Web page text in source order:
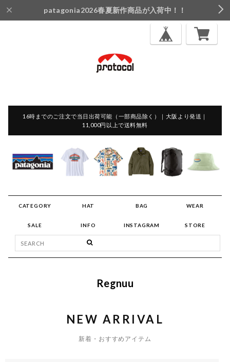
patagonia2026春夏新作商品が入荷中！！
16時までのご注文で当日出荷可能（一部商品除く）｜大阪より発送｜
11,000円以上で送料無料
CATEGORY HAT BAG WEAR
SALE INFO INSTAGRAM STORE
Regnuu
NEW ARRIVAL
新着・おすすめアイテム